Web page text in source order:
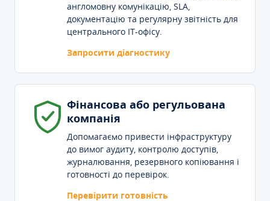
англомовну комунікацію, SLA,
документацію та регулярну звітність для
центрального IT-офісу.
Запросити діагностику
Фінансова або регульована
компанія
Допомагаємо привести інфраструктуру
до вимог аудиту, контролю доступів,
журналювання, резервного копіювання і
готовності до перевірок.
Перевірити готовність